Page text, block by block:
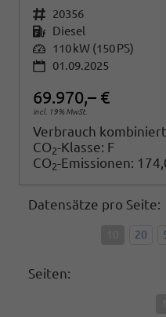
Fahrzeugnr. 20356
Kraftstoff Diesel
Leistung 110 kW (150 PS)
01.09.2025
69.970,– €
incl. 19% MwSt.
Verbrauch
CO2-Klasse: F
CO2-Emissionen:
Datensätze pro Seite:
20
Seiten: